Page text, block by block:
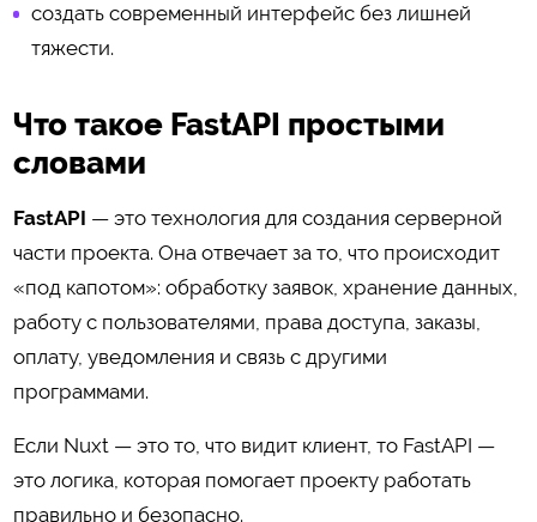
создать современный интерфейс без лишней
тяжести.
Что такое FastAPI простыми
словами
FastAPI — это технология для создания серверной
части проекта. Она отвечает за то, что происходит
«под капотом»: обработку заявок, хранение данных,
работу с пользователями, права доступа, заказы,
оплату, уведомления и связь с другими
программами.
Если Nuxt — это то, что видит клиент, то FastAPI —
это логика, которая помогает проекту работать
правильно и безопасно.